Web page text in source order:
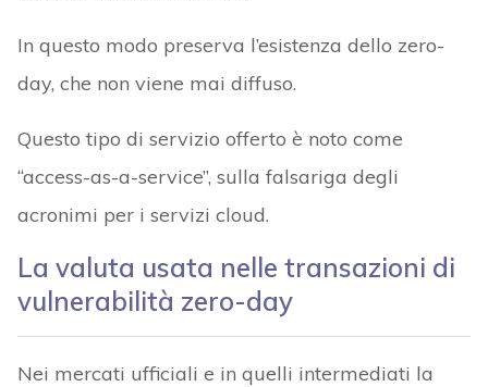
In questo modo preserva l’esistenza dello zero-
day, che non viene mai diffuso.
Questo tipo di servizio offerto è noto come
“access-as-a-service”, sulla falsariga degli
acronimi per i servizi cloud.
La valuta usata nelle transazioni di
vulnerabilità zero-day
Nei mercati ufficiali e in quelli intermediati la